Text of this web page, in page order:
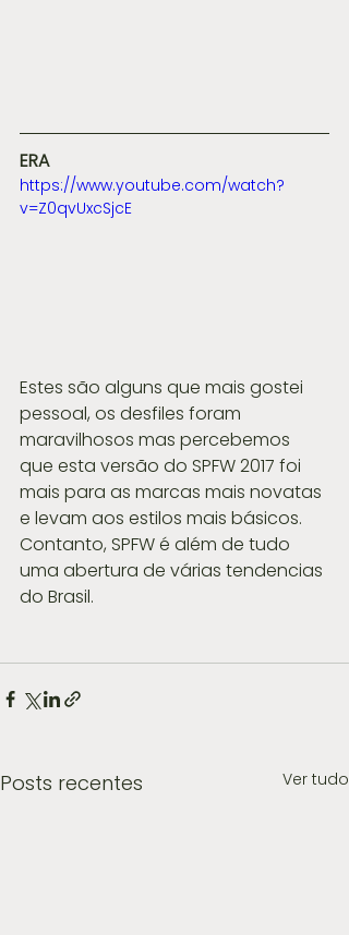
ERA
https://www.youtube.com/watch?
v=Z0qvUxcSjcE
Estes são alguns que mais gostei
pessoal, os desfiles foram
maravilhosos mas percebemos
que esta versão do SPFW 2017 foi
mais para as marcas mais novatas
e levam aos estilos mais básicos.
Contanto, SPFW é além de tudo
uma abertura de várias tendencias
do Brasil.
Posts recentes Ver tudo